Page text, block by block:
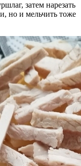
затем нарезать
но и мельчить тоже